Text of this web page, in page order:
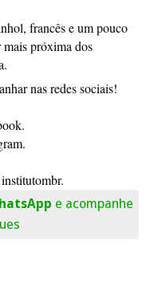
francês e um pouco
mais próxima dos
nas redes sociais!
e acompanhe